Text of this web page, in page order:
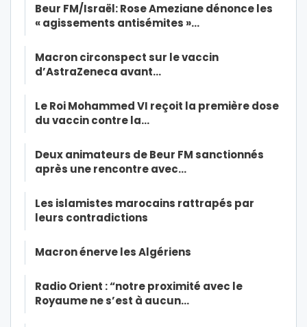
Beur FM/Israël: Rose Ameziane dénonce les
« agissements antisémites »…
Macron circonspect sur le vaccin
d’AstraZeneca avant…
Le Roi Mohammed VI reçoit la première dose
du vaccin contre la…
Deux animateurs de Beur FM sanctionnés
après une rencontre avec…
Les islamistes marocains rattrapés par
leurs contradictions
Macron énerve les Algériens
Radio Orient : “notre proximité avec le
Royaume ne s’est à aucun…